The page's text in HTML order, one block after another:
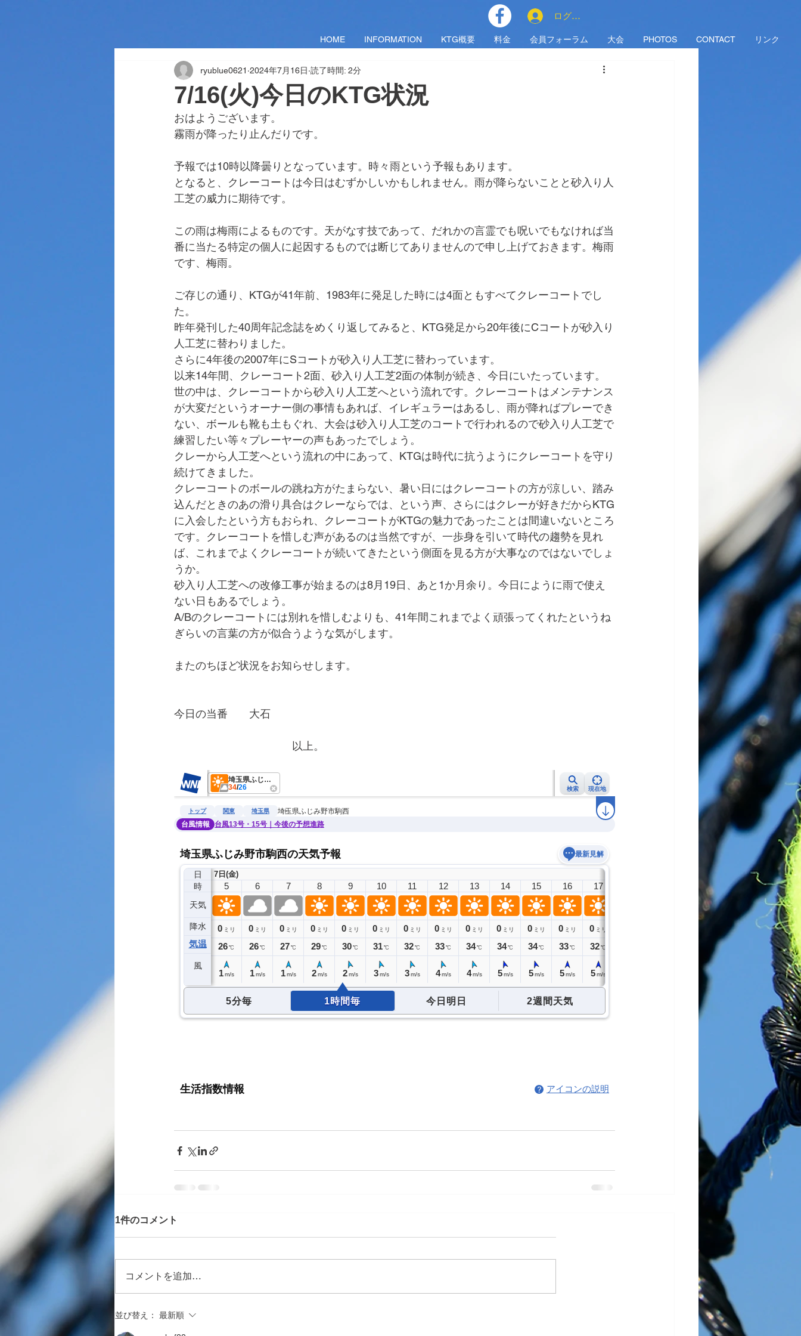
HOME INFORMATION KTG概要 料金 会員フォーラム 大会 PHOTOS CONTACT リンク
ログイン
7/16(火)今日のKTG状況
ryublue0621 2024年7月16日 読了時間: 2分
おはようございます。
霧雨が降ったり止んだりです。
予報では10時以降曇りとなっています。時々雨という予報もあります。
となると、クレーコートは今日はむずかしいかもしれません。雨が降らないことと砂入り人
工芝の威力に期待です。
この雨は梅雨によるものです。天がなす技であって、だれかの言霊でも呪いでもなければ当
番に当たる特定の個人に起因するものでは断じてありませんので申し上げておきます。梅雨
です、梅雨。
ご存じの通り、KTGが41年前、1983年に発足した時には4面ともすべてクレーコートでし
た。
昨年発刊した40周年記念誌をめくり返してみると、KTG発足から20年後にCコートが砂入り
人工芝に替わりました。
さらに4年後の2007年にSコートが砂入り人工芝に替わっています。
以来14年間、クレーコート2面、砂入り人工芝2面の体制が続き、今日にいたっています。
世の中は、クレーコートから砂入り人工芝へという流れです。クレーコートはメンテナンス
が大変だというオーナー側の事情もあれば、イレギュラーはあるし、雨が降ればプレーでき
ない、ボールも靴も土もぐれ、大会は砂入り人工芝のコートで行われるので砂入り人工芝で
練習したい等々プレーヤーの声もあったでしょう。
クレーから人工芝へという流れの中にあって、KTGは時代に抗うようにクレーコートを守り
続けてきました。
クレーコートのボールの跳ね方がたまらない、暑い日にはクレーコートの方が涼しい、踏み
込んだときのあの滑り具合はクレーならでは、という声、さらにはクレーが好きだからKTG
に入会したという方もおられ、クレーコートがKTGの魅力であったことは間違いないところ
です。クレーコートを惜しむ声があるのは当然ですが、一歩身を引いて時代の趨勢を見れ
ば、これまでよくクレーコートが続いてきたという側面を見る方が大事なのではないでしょ
うか。
砂入り人工芝への改修工事が始まるのは8月19日、あと1か月余り。今日にように雨で使え
ない日もあるでしょう。
A/Bのクレーコートには別れを惜しむよりも、41年間これまでよく頑張ってくれたというね
ぎらいの言葉の方が似合うような気がします。
またのちほど状況をお知らせします。
今日の当番　　大石
以上。
1件のコメント
コメントを追加…
並び替え： 最新順